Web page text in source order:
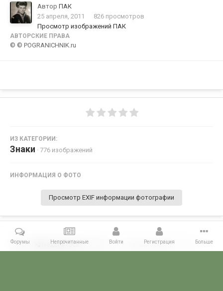
Автор ПАК
25 апреля, 2011
826 просмотров
Просмотр изображений ПАК
АВТОРСКИЕ ПРАВА
© © POGRANICHNIK.ru
ИЗ КАТЕГОРИИ:
Знаки · 776 изображений
ИНФОРМАЦИЯ О ФОТО
Просмотр EXIF информации фотографии
Поделиться Подписчики 0
Форумы Непрочитанные Войти Регистрация Больше